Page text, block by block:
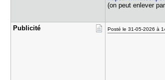
(on peut enlever
Publicité Posté le 31-05-2026 à